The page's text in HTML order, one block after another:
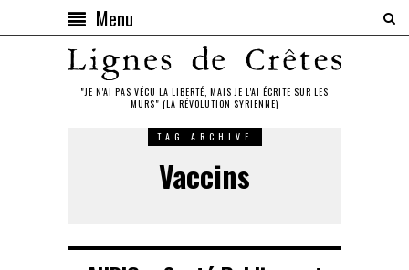
Menu
"JE N'AI PAS VÉCU LA LIBERTÉ, MAIS JE L'AI ÉCRITE SUR LES
MURS" (LA RÉVOLUTION SYRIENNE)
TAG ARCHIVE
Vaccins